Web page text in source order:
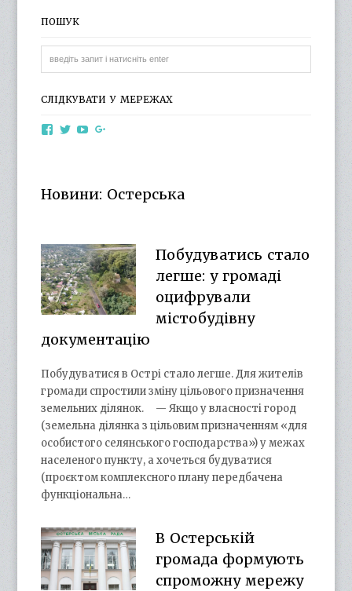
ПОШУК
СЛІДКУВАТИ У МЕРЕЖАХ
ViewViewView
YouTube
Новини: Остерська
Побудуватись стало
легше: у громаді
оцифрували
містобудівну
документацію
Побудуватися в Острі стало легше. Для жителів
громади спростили зміну цільового призначення
земельних ділянок. — Якщо у власності город
(земельна ділянка з цільовим призначенням «для
особистого селянського господарства») у межах
населеного пункту, а хочеться будуватися
(проєктом комплексного плану передбачена
функціональна…
В Остерській
громада формують
спроможну мережу